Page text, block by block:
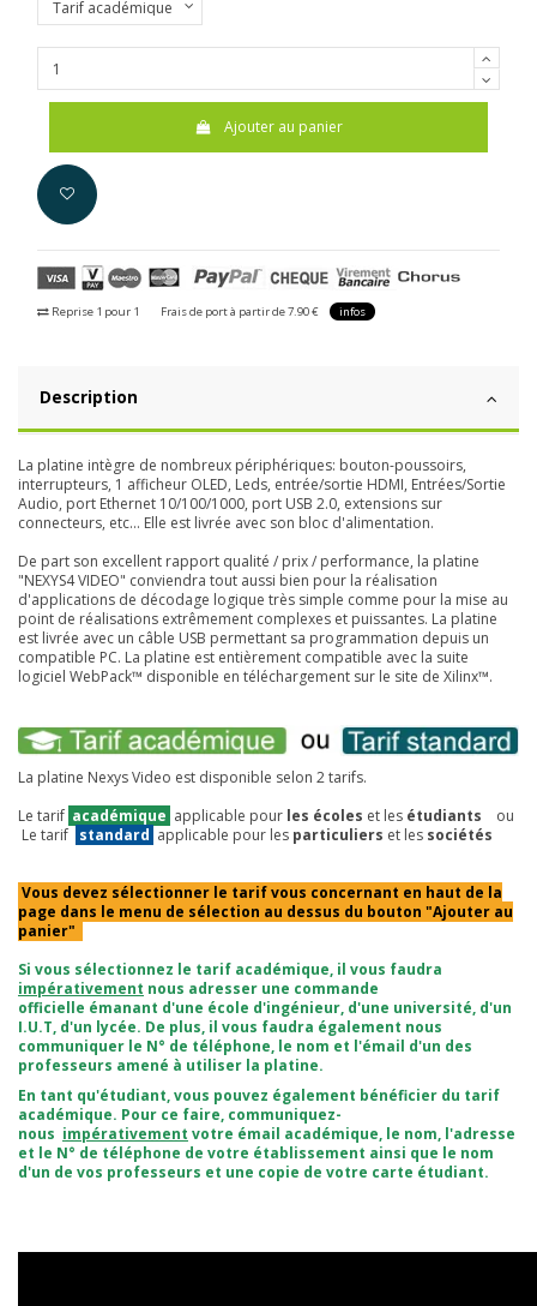
Ajouter au panier
Reprise 1 pour 1 Frais de port à partir de 7.90 € infos
Description
La platine intègre de nombreux périphériques: bouton-poussoirs,
interrupteurs, 1 afficheur OLED, Leds, entrée/sortie HDMI, Entrées/Sortie
Audio, port Ethernet 10/100/1000, port USB 2.0, extensions sur
connecteurs, etc... Elle est livrée avec son bloc d'alimentation.
De part son excellent rapport qualité / prix / performance, la platine
"NEXYS4 VIDEO" conviendra tout aussi bien pour la réalisation
d'applications de décodage logique très simple comme pour la mise au
point de réalisations extrêmement complexes et puissantes. La platine
est livrée avec un câble USB permettant sa programmation depuis un
compatible PC. La platine est entièrement compatible avec la suite
logiciel WebPack™ disponible en téléchargement sur le site de Xilinx™.
La platine Nexys Video est disponible selon 2 tarifs.
Le tarif académique applicable pour les écoles et les étudiants ou
Le tarif standard applicable pour les particuliers et les sociétés
Vous devez sélectionner le tarif vous concernant en haut de la
page dans le menu de sélection au dessus du bouton "Ajouter au
panier"
Si vous sélectionnez le tarif académique, il vous faudra
impérativement nous adresser une commande
officielle émanant d'une école d'ingénieur, d'une université, d'un
I.U.T, d'un lycée. De plus, il vous faudra également nous
communiquer le N° de téléphone, le nom et l'émail d'un des
professeurs amené à utiliser la platine.
En tant qu'étudiant, vous pouvez également bénéficier du tarif
académique. Pour ce faire, communiquez-
nous impérativement votre émail académique, le nom, l'adresse
et le N° de téléphone de votre établissement ainsi que le nom
d'un de vos professeurs et une copie de votre carte étudiant.